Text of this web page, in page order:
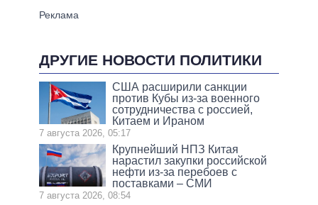
ДРУГИЕ НОВОСТИ ПОЛИТИКИ
США расширили санкции
против Кубы из-за военного
сотрудничества с россией,
Китаем и Ираном
7 августа 2026, 05:17
Крупнейший НПЗ Китая
нарастил закупки российской
нефти из-за перебоев с
поставками – СМИ
7 августа 2026, 08:54